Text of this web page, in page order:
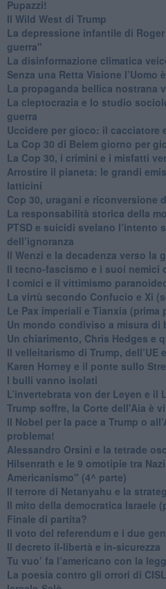
​Pupazzi!
​Il Wild West di Trump
​La depressione infantile di
guerra"
​La disinformazione climatica
Senza una Retta Visione l’Uomo
​La propaganda bellica nostrana
​La cleptocrazia e lo studio
guerra
​Uccidere per gioco: il cacciatore
​La Cop 30 di Belem giorno per
La Cop 30, i crimini e i misfatti
Arrostire il pianeta: le grandi
latticini
​Cop 30, uragani e riconversione
La responsabilità storica della
PTSD e suicidi svelano l’intento
dell’ignoranza
Il Wenzi e la decadenza verso la
​Il tecno-fascismo e i suoi nemici
​I comici e il vittimismo
​La virtù secondo Confucio e Xi
Le Pax imperiali e Tianxia (prima
Un mondo condiviso a misura di
​Un chiarimento, Chris Hedges e
Il velleitarismo di Trump, dell’UE
​Karen Horney e il ponte sullo
​I bulli vanno isolati
L’invertebrata von der Leyen e il
Trump soffre, la Corte dell'Aia è
​Il Nobel per la pace a Trump o
problema!
​Alessandro Orsini e la tetrade
​Hilsenrath e le 9 omotipie tra
Americanismo" (4^ parte)
​Il terrore di Netanyahu e la
Il mito della democratica Israele
​Finale di partita?
​Il voto del referendum e i due
Il decreto il-libertà e in-sicurezza
Tu vuo’ fa l’americano con la
La poesia contro gli orrori di